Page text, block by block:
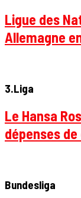
Ligue des
Allemagne
3.Liga
Le Hansa
dépenses de
Bundesliga